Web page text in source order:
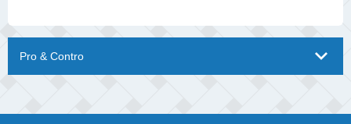
Pro & Contro